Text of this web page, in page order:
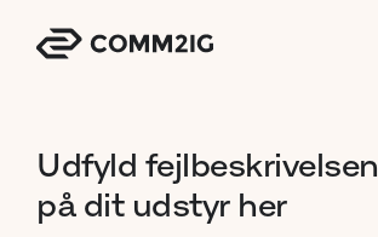
Udfyld fejlbeskrivelsen
på dit udstyr her